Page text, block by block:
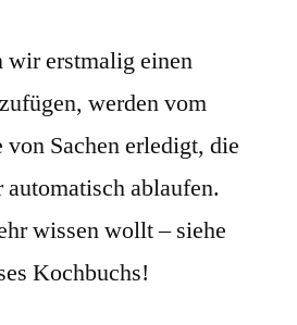
erstmalig einen
werden vom
Sachen erledigt, die
ablaufen.
wissen wollt – siehe
Kochbuchs!